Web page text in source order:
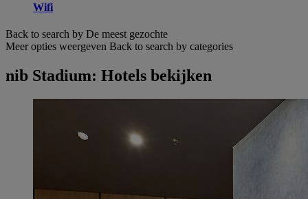
Wifi
Back to search by De meest gezochte
Meer opties weergeven Back to search by categories
nib Stadium: Hotels bekijken